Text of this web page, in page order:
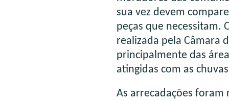
sua vez devem
peças que necessitam.
realizada pela Câmara
principalmente das
atingidas com as
As arrecadações